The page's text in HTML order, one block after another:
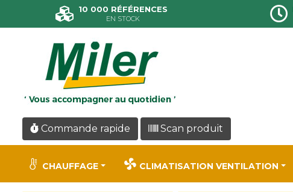
10 000 RÉFÉRENCES
EN STOCK
Commande rapide Scan produit
CHAUFFAGE CLIMATISATION VENTILATION
Panneau de gestion des cookies